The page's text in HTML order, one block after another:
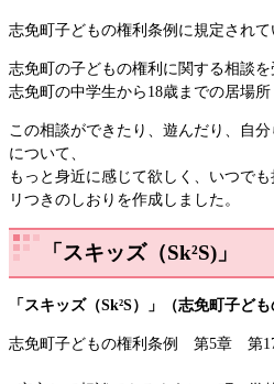
志免町子どもの権利条例に規定されて
志免町の子どもの権利に関する相談
志免町の中学生から18歳までの居場
この相談ができたり、遊んだり、自
について、
もっと身近に感じて欲しく、いつで
リつきのしおりを作成しました。
「スキッズ（Sk²S)」
「スキッズ（Sk²S）」（志免町子ども
志免町子どもの権利条例 第5章 第